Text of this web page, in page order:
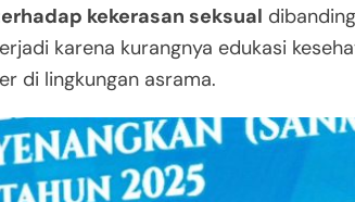
kekerasan seksual
karena kurangnya edukasi
di lingkungan asrama.